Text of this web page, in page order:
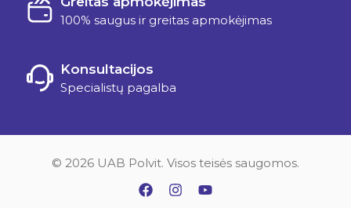
100% saugus ir greitas apmokėjimas
Konsultacijos
Specialistų pagalba
© 2026 UAB Polvit. Visos teisės saugomos.